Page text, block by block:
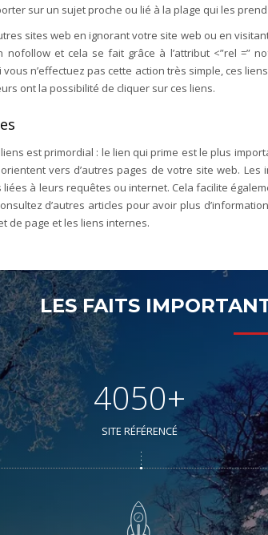
sur un sujet proche ou lié à la plage qui les
sites web en ignorant votre site web ou en
et cela se fait grâce à l’attribut <”rel =”
vous n’effectuez pas cette action très simple, ces
ont la possibilité de cliquer sur ces liens.
est primordial : le lien qui prime est le plus
orientent vers d’autres pages de votre site web.
à leurs requêtes ou internet. Cela facilite
d’autres articles pour avoir plus
de page et les liens internes.
LES FAITS
4050+
SITE RÉFÉRENCÉ